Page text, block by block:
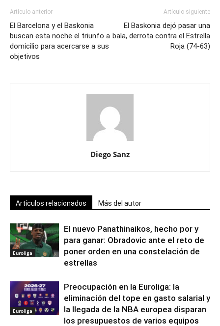
Artículo anterior
El Barcelona y el Baskonia
buscan esta noche el triunfo a
domicilio para acercarse a sus
objetivos
Artículo siguiente
El Baskonia dejó pasar una
bala, derrota contra el Estrella
Roja (74-63)
Diego Sanz
Artículos relacionados Más del autor
Euroliga
El nuevo Panathinaikos, hecho por y
para ganar: Obradovic ante el reto de
poner orden en una constelación de
estrellas
Euroliga
Preocupación en la Euroliga: la
eliminación del tope en gasto salarial y
la llegada de la NBA europea disparan
los presupuestos de varios equipos